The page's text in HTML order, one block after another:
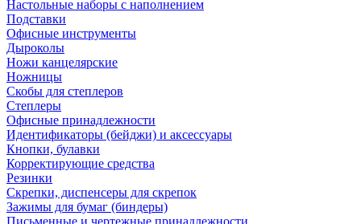
Настольные наборы с наполнением
Подставки
Офисные инструменты
Дыроколы
Ножи канцелярские
Ножницы
Скобы для степлеров
Степлеры
Офисные принадлежности
Идентификаторы (бейджи) и аксессуары
Кнопки, булавки
Корректирующие средства
Резинки
Скрепки, диспенсеры для скрепок
Зажимы для бумаг (биндеры)
Письменные и чертежные принадлежности